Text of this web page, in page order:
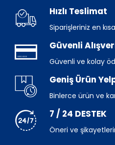
Hızlı Teslimat
Siparişleriniz en
Güvenli
Güvenli ve kolay
Geniş Ürün
Binlerce ürün ve
7 / 24 DESTEK
Öneri ve